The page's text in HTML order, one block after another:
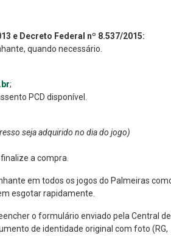
e Decreto Federal nº 8.537/2015:
quando necessário.
;
PCD disponível.
seja adquirido no dia do jogo)
finalize a compra.
em todos os jogos do Palmeiras
esgotar rapidamente.
o formulário enviado pela Central de
de identidade original com foto (RG,